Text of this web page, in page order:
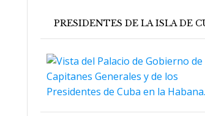
PRESIDENTES DE LA ISLA DE